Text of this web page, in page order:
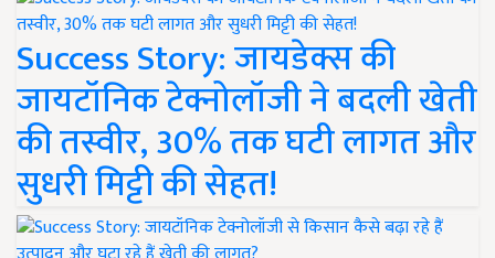
Success Story: जायडेक्स की
जायटॉनिक टेक्नोलॉजी ने बदली खेती
की तस्वीर, 30% तक घटी लागत और
सुधरी मिट्टी की सेहत!